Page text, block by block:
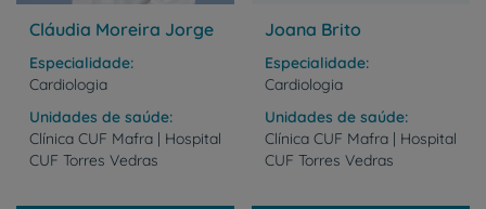
Cláudia Moreira Jorge
Especialidade
Cardiologia
Unidades de saúde
Clínica CUF Mafra | Hospital
CUF Torres Vedras
Joana Brito
Especialidade
Cardiologia
Unidades de saúde
Clínica CUF Mafra | Hospital
CUF Torres Vedras